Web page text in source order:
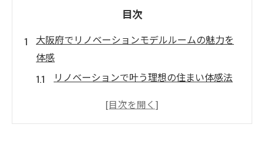
目次
大阪府でリノベーションモデルルームの魅力を
体感
リノベーションで叶う理想の住まい体感法
大阪府のリノベーションイベント最新情報